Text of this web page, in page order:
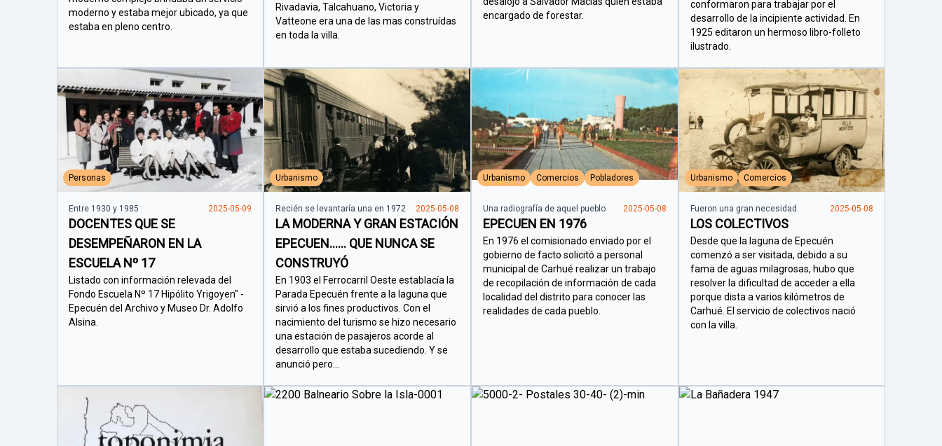
moderno y estaba mejor ubicado, ya que
estaba en pleno centro.
Rivadavia, Talcahuano, Victoria y
Vatteone era una de las mas construídas
en toda la villa.
encargado de forestar.
conformaron para trabajar por el
desarrollo de la incipiente actividad. En
1925 editaron un hermoso libro-folleto
ilustrado.
Personas
Entre 1930 y 1985 2025-05-09
DOCENTES QUE SE
DESEMPEÑARON EN LA
ESCUELA Nº 17
Listado con información relevada del
Fondo Escuela Nº 17 Hipólito Yrigoyen" -
Epecuén del Archivo y Museo Dr. Adolfo
Alsina.
Urbanismo
Recién se levantaría una en 1972 2025-05-08
LA MODERNA Y GRAN ESTACIÓN
EPECUEN…… QUE NUNCA SE
CONSTRUYÓ
En 1903 el Ferrocarril Oeste establacía la
Parada Epecuén frente a la laguna que
sirvió a los fines productivos. Con el
nacimiento del turismo se hizo necesario
una estación de pasajeros acorde al
desarrollo que estaba sucediendo. Y se
anunció pero...
Urbanismo Comercios Pobladores
Una radiografía de aquel pueblo 2025-05-08
EPECUEN EN 1976
En 1976 el comisionado enviado por el
gobierno de facto solicitó a personal
municipal de Carhué realizar un trabajo
de recopilación de información de cada
localidad del distrito para conocer las
realidades de cada pueblo.
Urbanismo Comercios
Fueron una gran necesidad. 2025-05-08
LOS COLECTIVOS
Desde que la laguna de Epecuén
comenzó a ser visitada, debido a su
fama de aguas milagrosas, hubo que
resolver la dificultad de acceder a ella
porque dista a varios kilómetros de
Carhué. El servicio de colectivos nació
con la villa.